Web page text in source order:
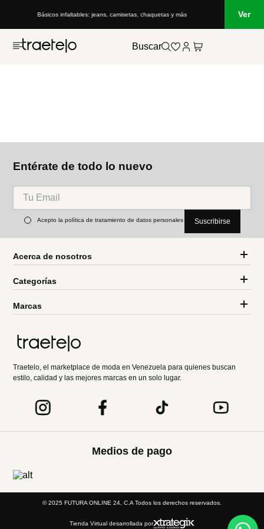
Básicos infaltables: jeans, camisetas, chaquetas y más Ver
Buscar
Entérate de todo lo nuevo
Acepto la política de tratamiento de datos personales Suscribirse
Acerca de nosotros
Categorías
Marcas
Traetelo, el marketplace de moda en Venezuela para quienes buscan
estilo, calidad y las mejores marcas en un solo lugar.
Medios de pago
© 2025 FUTURA ONLINE 24, C.A Todos los derechos reservados.
Tienda Virtual desarrollada por